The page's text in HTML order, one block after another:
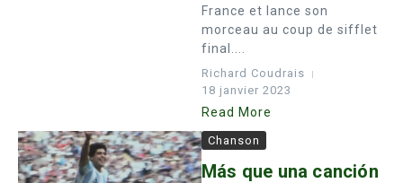
France et lance son
morceau au coup de sifflet
final....
Richard Coudrais
18 janvier 2023
Read More
Chanson
Más que una canción